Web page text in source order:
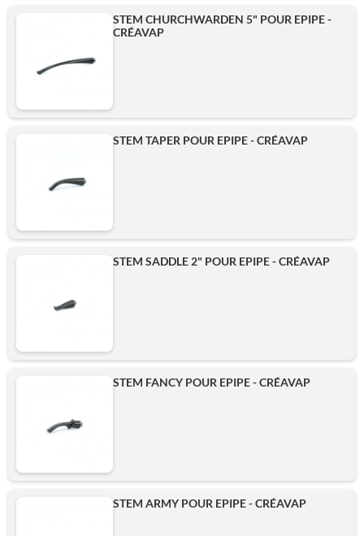
STEM CHURCHWARDEN 5" POUR EPIPE -
CRÉAVAP
STEM TAPER POUR EPIPE - CRÉAVAP
STEM SADDLE 2" POUR EPIPE - CRÉAVAP
STEM FANCY POUR EPIPE - CRÉAVAP
STEM ARMY POUR EPIPE - CRÉAVAP